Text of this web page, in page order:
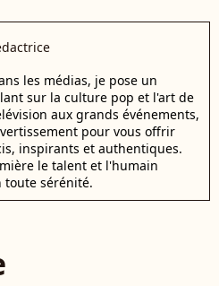
les médias, je pose un
sur la culture pop et l'art de
aux grands événements,
pour vous offrir
inspirants et authentiques.
le talent et l'humain
toute sérénité.